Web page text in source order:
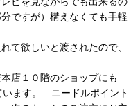
ですが）構えなくても手軽
て欲しいと渡されたので、
店１０階のショップにも
ます。 ニードルポイント